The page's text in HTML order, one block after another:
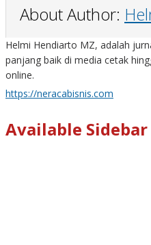
About Author:
Helmi Hendiarto MZ, adalah
panjang baik di media cetak
online.
https://neracabisnis.com
Available Sidebar